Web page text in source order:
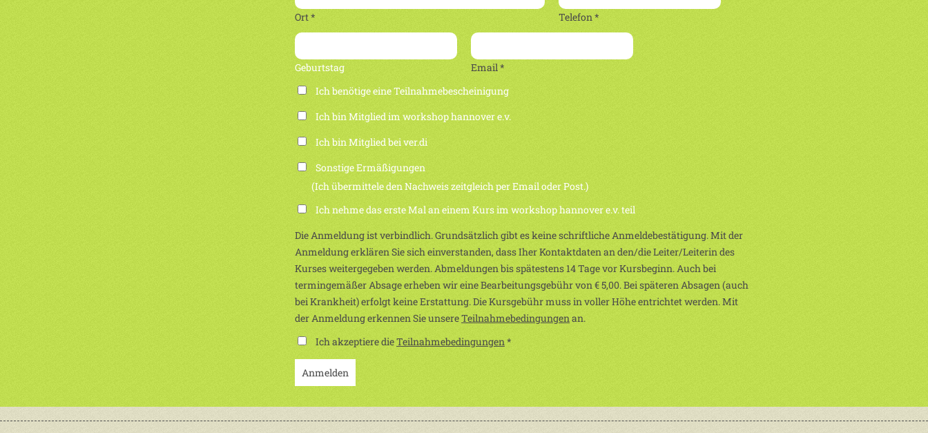
Ort * Telefon *
Geburtstag
Email *
Ich benötige eine Teilnahmebescheinigung
Ich bin Mitglied im workshop hannover e.v.
Ich bin Mitglied bei ver.di
Sonstige Ermäßigungen
(Ich übermittele den Nachweis zeitgleich per Email oder Post.)
Ich nehme das erste Mal an einem Kurs im workshop hannover e.v. teil
Die Anmeldung ist verbindlich. Grundsätzlich gibt es keine schriftliche Anmeldebestätigung. Mit der
Anmeldung erklären Sie sich einverstanden, dass Iher Kontaktdaten an den/die Leiter/Leiterin des
Kurses weitergegeben werden. Abmeldungen bis spätestens 14 Tage vor Kursbeginn. Auch bei
termingemäßer Absage erheben wir eine Bearbeitungsgebühr von € 5,00. Bei späteren Absagen (auch
bei Krankheit) erfolgt keine Erstattung. Die Kursgebühr muss in voller Höhe entrichtet werden. Mit
der Anmeldung erkennen Sie unsereTeilnahmebedingungenan.
Ich akzeptiere dieTeilnahmebedingungen*
Anmelden